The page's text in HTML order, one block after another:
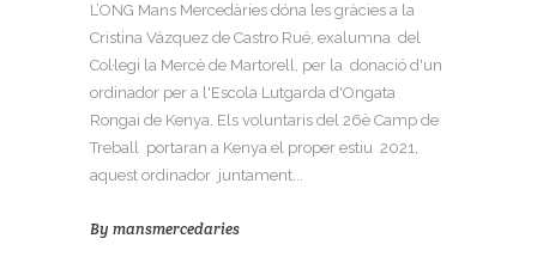
L’ONG Mans Mercedàries dóna les gràcies a la
Cristina Vázquez de Castro Rué, exalumna del
Col·legi la Mercè de Martorell, per la donació d'un
ordinador per a l'Escola Lutgarda d'Ongata
Rongai de Kenya. Els voluntaris del 26è Camp de
Treball portaran a Kenya el proper estiu 2021,
aquest ordinador juntament...
By mansmercedaries